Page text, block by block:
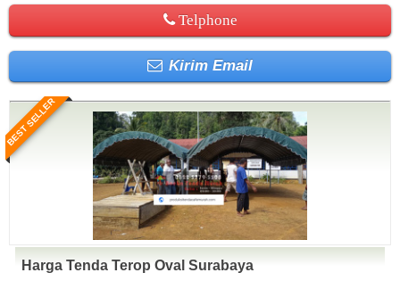
Telphone
Kirim Email
BEST SELLER
Harga Tenda Terop Oval Surabaya